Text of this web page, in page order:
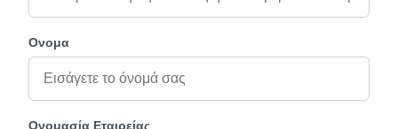
Ονομα
Ονομασία Εταιρείας